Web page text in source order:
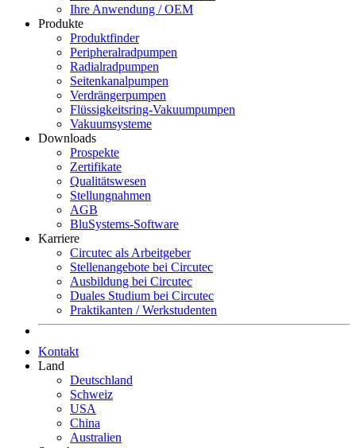
Ihre Anwendung / OEM
Produkte
Produktfinder
Peripheralradpumpen
Radialradpumpen
Seitenkanalpumpen
Verdrängerpumpen
Flüssigkeitsring-Vakuumpumpen
Vakuumsysteme
Downloads
Prospekte
Zertifikate
Qualitätswesen
Stellungnahmen
AGB
BluSystems-Software
Karriere
Circutec als Arbeitgeber
Stellenangebote bei Circutec
Ausbildung bei Circutec
Duales Studium bei Circutec
Praktikanten / Werkstudenten
Kontakt
Land
Deutschland
Schweiz
USA
China
Australien